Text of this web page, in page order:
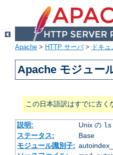
Apache > HTTP サーバ> ドキ
Apache モジュー
この日本語訳はすでに古く
説明: Unix の ls
ステータス:
Base
モジュール識別子: